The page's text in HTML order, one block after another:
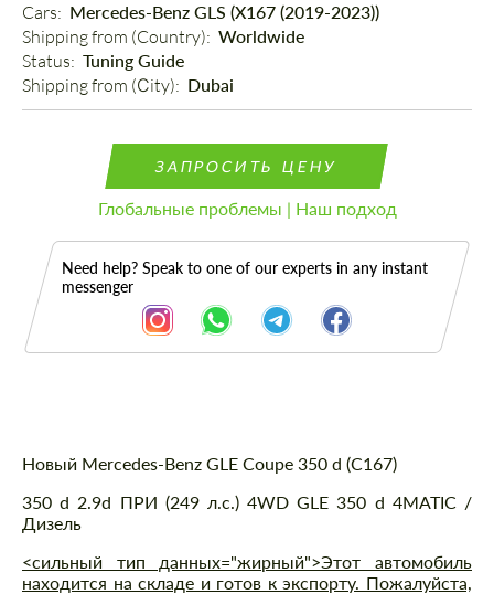
Cars: Mercedes-Benz GLS (X167 (2019-2023))
Shipping from (Country): Worldwide
Status: Tuning Guide
Shipping from (Сity): Dubai
ЗАПРОСИТЬ ЦЕНУ
Глобальные проблемы | Наш подход
Need help? Speak to one of our experts in any instant
messenger
Описание
Новый Mercedes-Benz GLE Coupe 350 d (C167)
350 d 2.9d ПРИ (249 л.с.) 4WD GLE 350 d 4MATIC /
Дизель
<сильный тип данных="жирный">Этот автомобиль
находится на складе и готов к экспорту. Пожалуйста,